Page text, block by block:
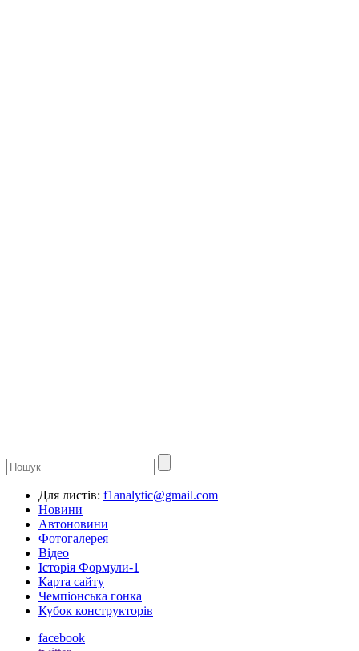
Для листів: f1analytic@gmail.com
Новини
Автоновини
Фотогалерея
Відео
Історія Формули-1
Карта сайту
Чемпіонська гонка
Кубок конструкторів
facebook